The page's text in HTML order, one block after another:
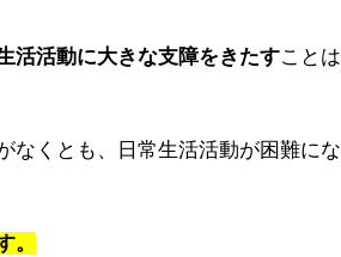
活活動に大きな支障をきたすことは
なくとも、日常生活活動が困難にな
。